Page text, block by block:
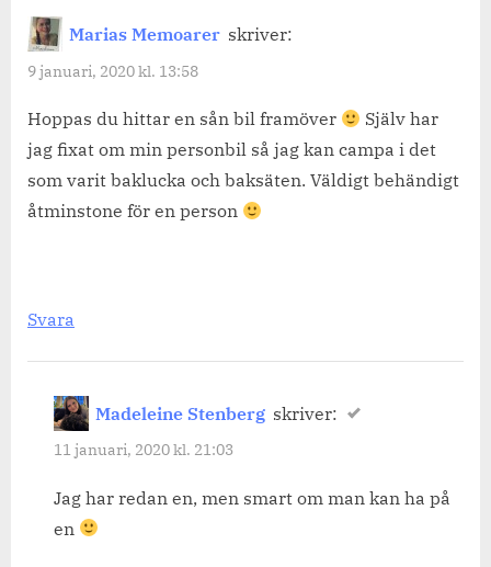
Marias Memoarer skriver:
9 januari, 2020 kl. 13:58
Hoppas du hittar en sån bil framöver
Själv har
jag fixat om min personbil så jag kan campa i det
som varit baklucka och baksäten. Väldigt behändigt
åtminstone för en person
Svara
Madeleine Stenberg skriver:
11 januari, 2020 kl. 21:03
Jag har redan en, men smart om man kan ha på
en